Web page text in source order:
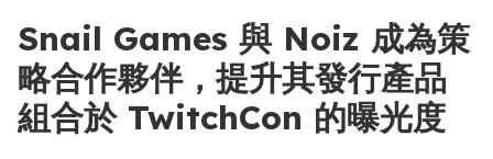
Snail Games 與 Noiz 成為策
略合作夥伴，提升其發行產品
組合於 TwitchCon 的曝光度